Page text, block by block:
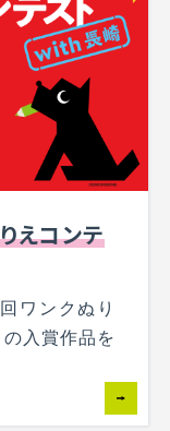
えコンテ
ワンクぬり
入賞作品を